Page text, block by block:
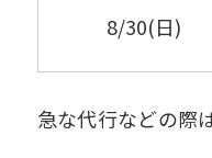
8/30(日)
急な代行などの際